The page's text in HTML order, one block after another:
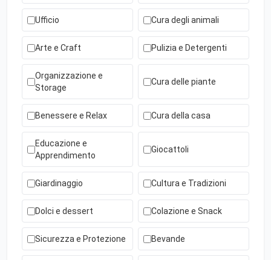
Ufficio Cura degli animali
Arte e Craft Pulizia e Detergenti
Organizzazione e
Storage
Cura delle piante
Benessere e Relax Cura della casa
Educazione e
Apprendimento
Giocattoli
Giardinaggio Cultura e Tradizioni
Dolci e dessert Colazione e Snack
Sicurezza e Protezione Bevande